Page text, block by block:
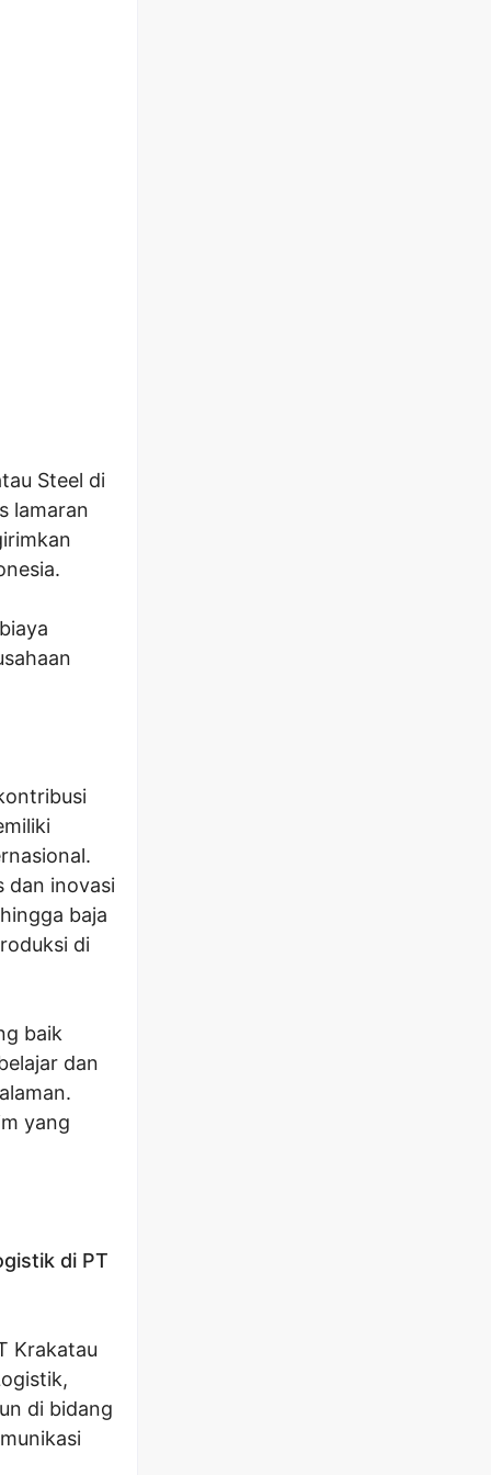
Steel di
lamaran
dan inovasi
baja
di
baik
dan
yang
di PT
Krakatau
di bidang